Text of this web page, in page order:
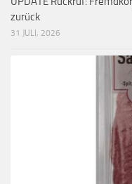
zurück
31 JULI, 2026